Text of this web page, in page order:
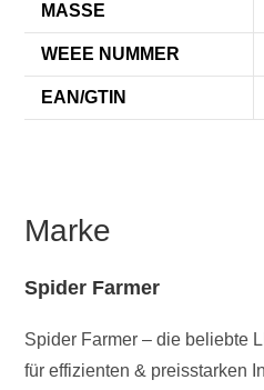
MASSE
WEEE NUMMER
EAN/GTIN
Marke
Spider Farmer
Spider Farmer – die beliebte
für effizienten & preisstarken